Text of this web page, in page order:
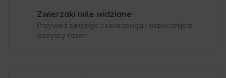
Zwierzaki mile widziane
Przywieź swojego czworonoga i odpocznijcie
wszyscy razem.